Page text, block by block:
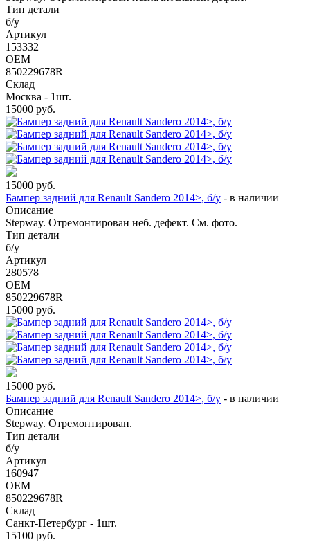
Тип детали
б/у
Артикул
153332
OEM
850229678R
Склад
Москва - 1шт.
15000 руб.
15000 руб.
Бампер задний для Renault Sandero 2014>, б/у - в наличии
Описание
Stepway. Отремонтирован неб. дефект. См. фото.
Тип детали
б/у
Артикул
280578
OEM
850229678R
15000 руб.
15000 руб.
Бампер задний для Renault Sandero 2014>, б/у - в наличии
Описание
Stepway. Отремонтирован.
Тип детали
б/у
Артикул
160947
OEM
850229678R
Склад
Санкт-Петербург - 1шт.
15100 руб.